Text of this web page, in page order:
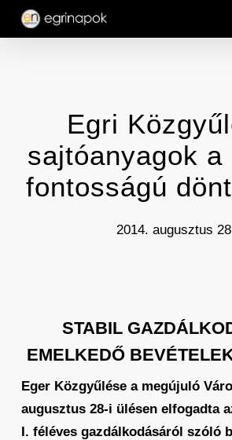
Skip
Egri
sajtóanyagok a
fontosságú
2014. augusztus
STABIL
EMELKEDŐ
Eger Közgyűlése a megújuló
augusztus 28-i ülésen elfogadta
I. féléves gazdálkodásáról szóló